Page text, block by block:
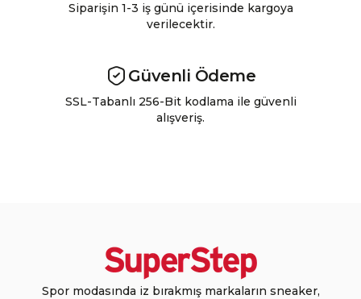
Siparişin 1-3 iş günü içerisinde kargoya
verilecektir.
Güvenli Ödeme
SSL-Tabanlı 256-Bit kodlama ile güvenli
alışveriş.
Spor modasında iz bırakmış markaların sneaker,